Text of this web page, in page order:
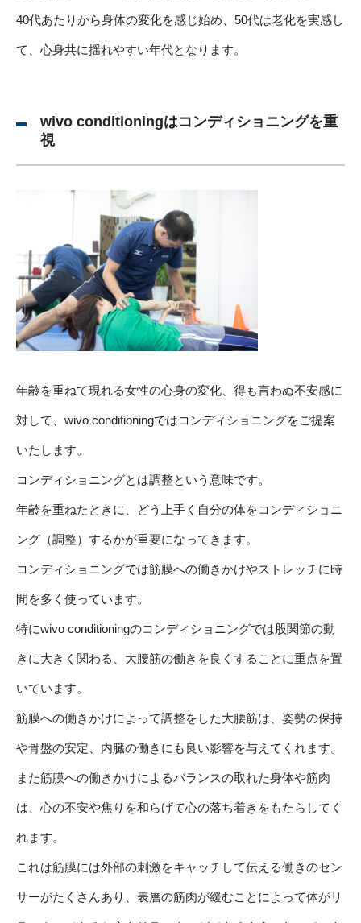
40代あたりから身体の変化を感じ始め、50代は老化を実感し
て、心身共に揺れやすい年代となります。
wivo conditioningはコンディショニングを重
視
年齢を重ねて現れる女性の心身の変化、得も言わぬ不安感に
対して、wivo conditioningではコンディショニングをご提案
いたします。
コンディショニングとは調整という意味です。
年齢を重ねたときに、どう上手く自分の体をコンディショニ
ング（調整）するかが重要になってきます。
コンディショニングでは筋膜への働きかけやストレッチに時
間を多く使っています。
特にwivo conditioningのコンディショニングでは股関節の動
きに大きく関わる、大腰筋の働きを良くすることに重点を置
いています。
筋膜への働きかけによって調整をした大腰筋は、姿勢の保持
や骨盤の安定、内臓の働きにも良い影響を与えてくれます。
また筋膜への働きかけによるバランスの取れた身体や筋肉
は、心の不安や焦りを和らげて心の落ち着きをもたらしてく
れます。
これは筋膜には外部の刺激をキャッチして伝える働きのセン
サーがたくさんあり、表層の筋肉が緩むことによって体がリ